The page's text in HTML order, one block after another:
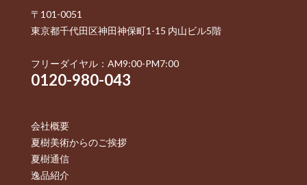
〒101-0051
東京都千代田区神田神保町1-15 内山ビル5階
フリーダイヤル：AM9:00-PM7:00
0120-980-043
会社概要
夏樹美術からのご挨拶
夏樹通信
逸品紹介